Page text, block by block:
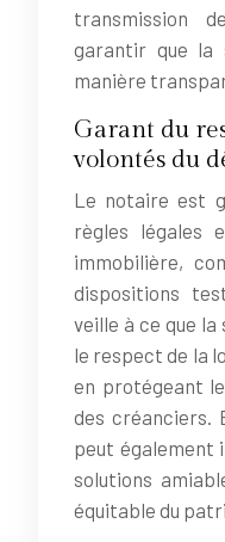
transmission
garantir que la
manière
Garant du
volontés du
Le notaire est
règles légales
immobilière,
dispositions
veille à ce que la
le respect de la
en protégeant
des créanciers.
peut également
solutions
équitable du